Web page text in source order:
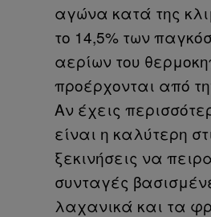
αγώνα κατά της
το 14,5% των
αερίων του
προέρχονται από
Αν έχεις
είναι η καλύτερη
ξεκινήσεις να
συνταγές
λαχανικά και τα